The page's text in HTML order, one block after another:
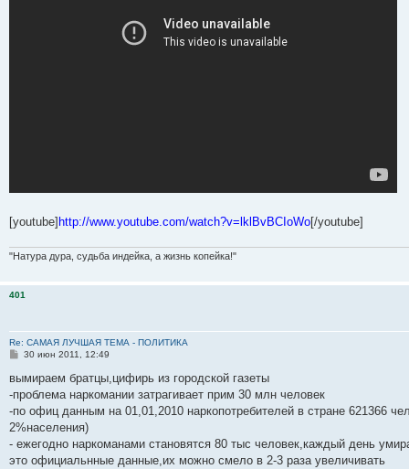
[youtube] http://www.youtube.com/watch?v=lklBvBCIoWo[/youtube]
"Натура дура, судьба индейка, а жизнь копейка!"
401
Re: САМАЯ ЛУЧШАЯ ТЕМА - ПОЛИТИКА
С
о
щ
е
и
е
30 июн 2011, 12:49
вымираем братцы,цифирь из городской газеты
-проблема наркомании затрагивает прим 30 млн человек
-по офиц данным на 01,01,2010 наркопотребителей в стране 621366
2%населения)
- ежегодно наркоманами становятся 80 тыс человек,каждый день
это официальнные данные,их можно смело в 2-3 раза увеличивать